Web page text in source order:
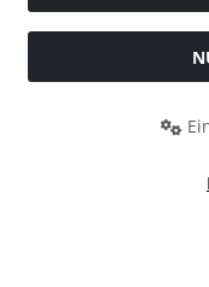
Alle Preise inkl.
bei